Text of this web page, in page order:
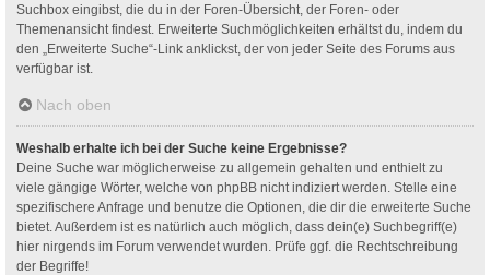
Suchbox eingibst, die du in der Foren-Übersicht, der Foren- oder
Themenansicht findest. Erweiterte Suchmöglichkeiten erhältst du, indem du
den „Erweiterte Suche“-Link anklickst, der von jeder Seite des Forums aus
verfügbar ist.
Nach oben
Weshalb erhalte ich bei der Suche keine Ergebnisse?
Deine Suche war möglicherweise zu allgemein gehalten und enthielt zu
viele gängige Wörter, welche von phpBB nicht indiziert werden. Stelle eine
spezifischere Anfrage und benutze die Optionen, die dir die erweiterte Suche
bietet. Außerdem ist es natürlich auch möglich, dass dein(e) Suchbegriff(e)
hier nirgends im Forum verwendet wurden. Prüfe ggf. die Rechtschreibung
der Begriffe!